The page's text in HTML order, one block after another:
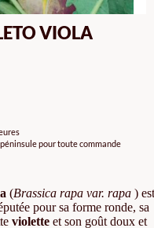
VIOLA
pour toute commande
(Brassica rapa var. rapa ) est
pour sa forme ronde, sa
violette et son goût doux et